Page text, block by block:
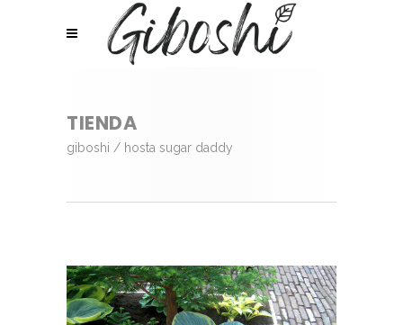
TIENDA
giboshi / hosta sugar daddy